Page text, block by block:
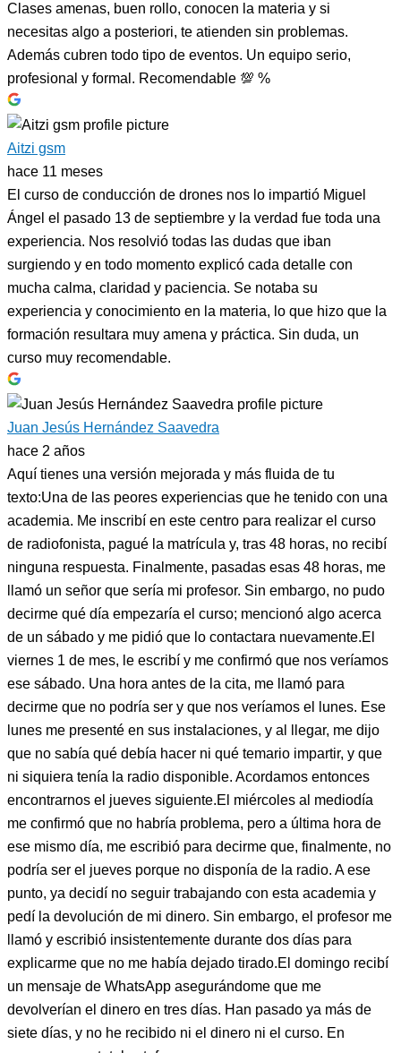
Clases amenas, buen rollo, conocen la materia y si
necesitas algo a posteriori, te atienden sin problemas.
Además cubren todo tipo de eventos. Un equipo serio,
profesional y formal. Recomendable 💯 %
Aitzi gsm
hace 11 meses
El curso de conducción de drones nos lo impartió Miguel
Ángel el pasado 13 de septiembre y la verdad fue toda una
experiencia. Nos resolvió todas las dudas que iban
surgiendo y en todo momento explicó cada detalle con
mucha calma, claridad y paciencia. Se notaba su
experiencia y conocimiento en la materia, lo que hizo que la
formación resultara muy amena y práctica. Sin duda, un
curso muy recomendable.
Juan Jesús Hernández Saavedra
hace 2 años
Aquí tienes una versión mejorada y más fluida de tu
texto:Una de las peores experiencias que he tenido con una
academia. Me inscribí en este centro para realizar el curso
de radiofonista, pagué la matrícula y, tras 48 horas, no recibí
ninguna respuesta. Finalmente, pasadas esas 48 horas, me
llamó un señor que sería mi profesor. Sin embargo, no pudo
decirme qué día empezaría el curso; mencionó algo acerca
de un sábado y me pidió que lo contactara nuevamente.El
viernes 1 de mes, le escribí y me confirmó que nos veríamos
ese sábado. Una hora antes de la cita, me llamó para
decirme que no podría ser y que nos veríamos el lunes. Ese
lunes me presenté en sus instalaciones, y al llegar, me dijo
que no sabía qué debía hacer ni qué temario impartir, y que
ni siquiera tenía la radio disponible. Acordamos entonces
encontrarnos el jueves siguiente.El miércoles al mediodía
me confirmó que no habría problema, pero a última hora de
ese mismo día, me escribió para decirme que, finalmente, no
podría ser el jueves porque no disponía de la radio. A ese
punto, ya decidí no seguir trabajando con esta academia y
pedí la devolución de mi dinero. Sin embargo, el profesor me
llamó y escribió insistentemente durante dos días para
explicarme que no me había dejado tirado.El domingo recibí
un mensaje de WhatsApp asegurándome que me
devolverían el dinero en tres días. Han pasado ya más de
siete días, y no he recibido ni el dinero ni el curso. En